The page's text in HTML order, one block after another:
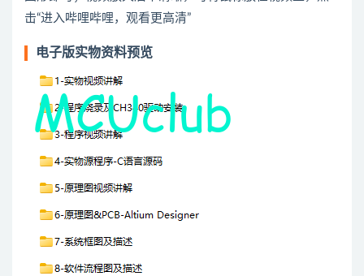
击“进入哔哩哔哩，观看更高清”
电子版实物资料预览